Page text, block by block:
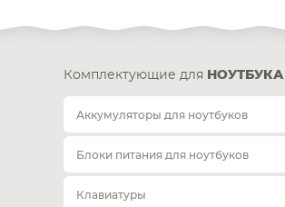
Комплектующие для НОУТБУКА
Аккумуляторы для ноутбуков
Блоки питания для ноутбуков
Клавиатуры